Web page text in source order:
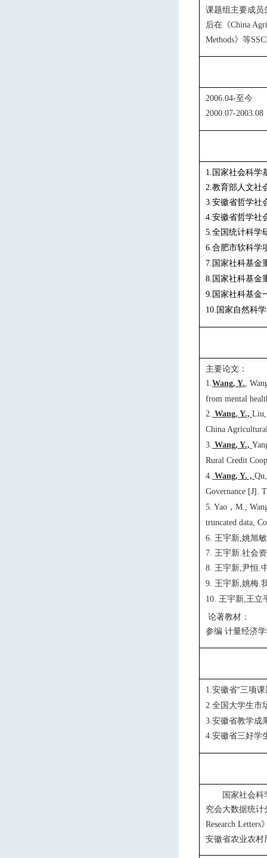
课题组主要成员
后在 《China
Methods》 等
2006.04-
2000.07-
1.国家社会科学
2.教育部人文社
3.安徽省哲学社
4.安徽省哲学社
5.全国统计科学
6.合肥市软科学
7.国家社科基金
8.国家社科基金
9.国家社科基金
10.国家自然科
主要论文：
1.Wang, Y.,
from mental
2. Wang, Y., Liu,
China
3. Wang, Y.,
Rural Credit
4. Wang, Y. ,
Governance [J].
5. Yao ， M.,
truncated data,
6. 王宇新,姚旭敏
7. 王宇新.社会
8. 王宇新,尹恒.
9. 王宇新,姚梅.
10. 王宇新,王立
论著教材：
参编 计量经济
1.安徽省“三项
2.全国大学生市
3.安徽省教学成
4.安徽省三好学
国家社会
究会大数据统
Research Letters
安徽省农业农村